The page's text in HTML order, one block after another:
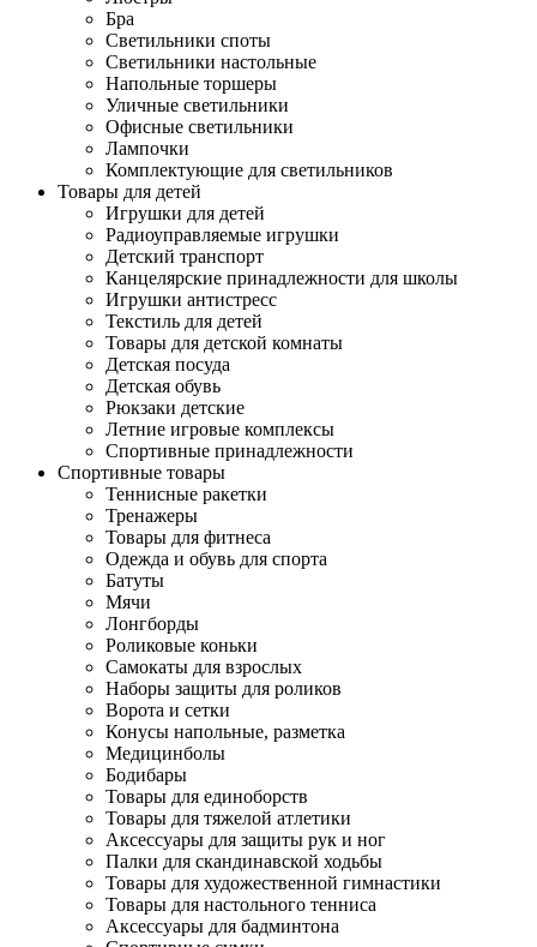
Бра
Светильники споты
Светильники настольные
Напольные торшеры
Уличные светильники
Офисные светильники
Лампочки
Комплектующие для светильников
Товары для детей
Игрушки для детей
Радиоуправляемые игрушки
Детский транспорт
Канцелярские принадлежности для школы
Игрушки антистресс
Текстиль для детей
Товары для детской комнаты
Детская посуда
Детская обувь
Рюкзаки детские
Летние игровые комплексы
Спортивные принадлежности
Спортивные товары
Теннисные ракетки
Тренажеры
Товары для фитнеса
Одежда и обувь для спорта
Батуты
Мячи
Лонгборды
Роликовые коньки
Самокаты для взрослых
Наборы защиты для роликов
Ворота и сетки
Конусы напольные, разметка
Медицинболы
Бодибары
Товары для единоборств
Товары для тяжелой атлетики
Аксессуары для защиты рук и ног
Палки для скандинавской ходьбы
Товары для художественной гимнастики
Товары для настольного тенниса
Аксессуары для бадминтона